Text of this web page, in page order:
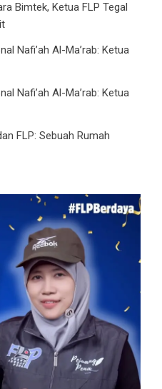
Bimtek, Ketua FLP Tegal
Nafi’ah Al-Ma’rab: Ketua
Nafi’ah Al-Ma’rab: Ketua
FLP: Sebuah Rumah